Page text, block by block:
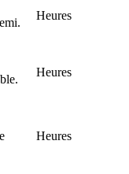
Heures
Heures
Heures